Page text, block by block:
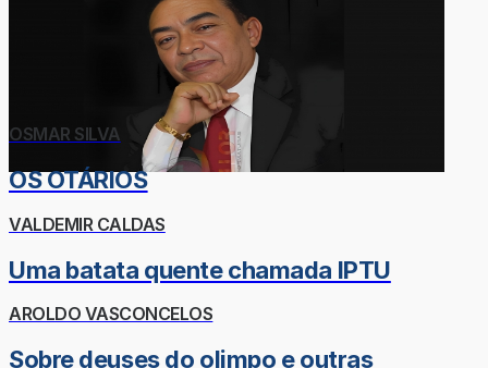
OSMAR SILVA
OS OTÁRIOS
VALDEMIR CALDAS
Uma batata quente chamada IPTU
AROLDO VASCONCELOS
Sobre deuses do olimpo e outras